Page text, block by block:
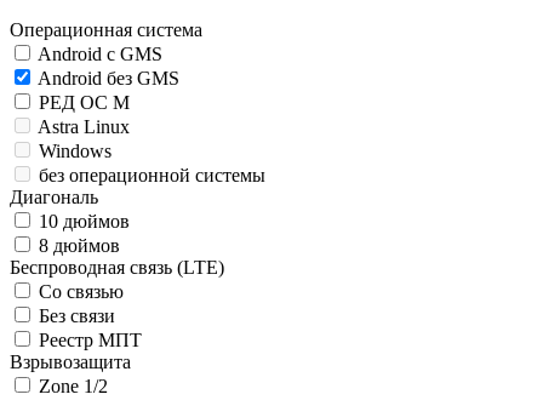
Операционная система
Android c GMS
Android без GMS
РЕД ОС М
Astra Linux
Windows
без операционной системы
Диагональ
10 дюймов
8 дюймов
Беспроводная связь (LTE)
Со связью
Без связи
Реестр МПТ
Взрывозащита
Zone 1/2